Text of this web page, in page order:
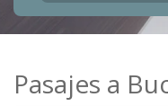
Pasajes a